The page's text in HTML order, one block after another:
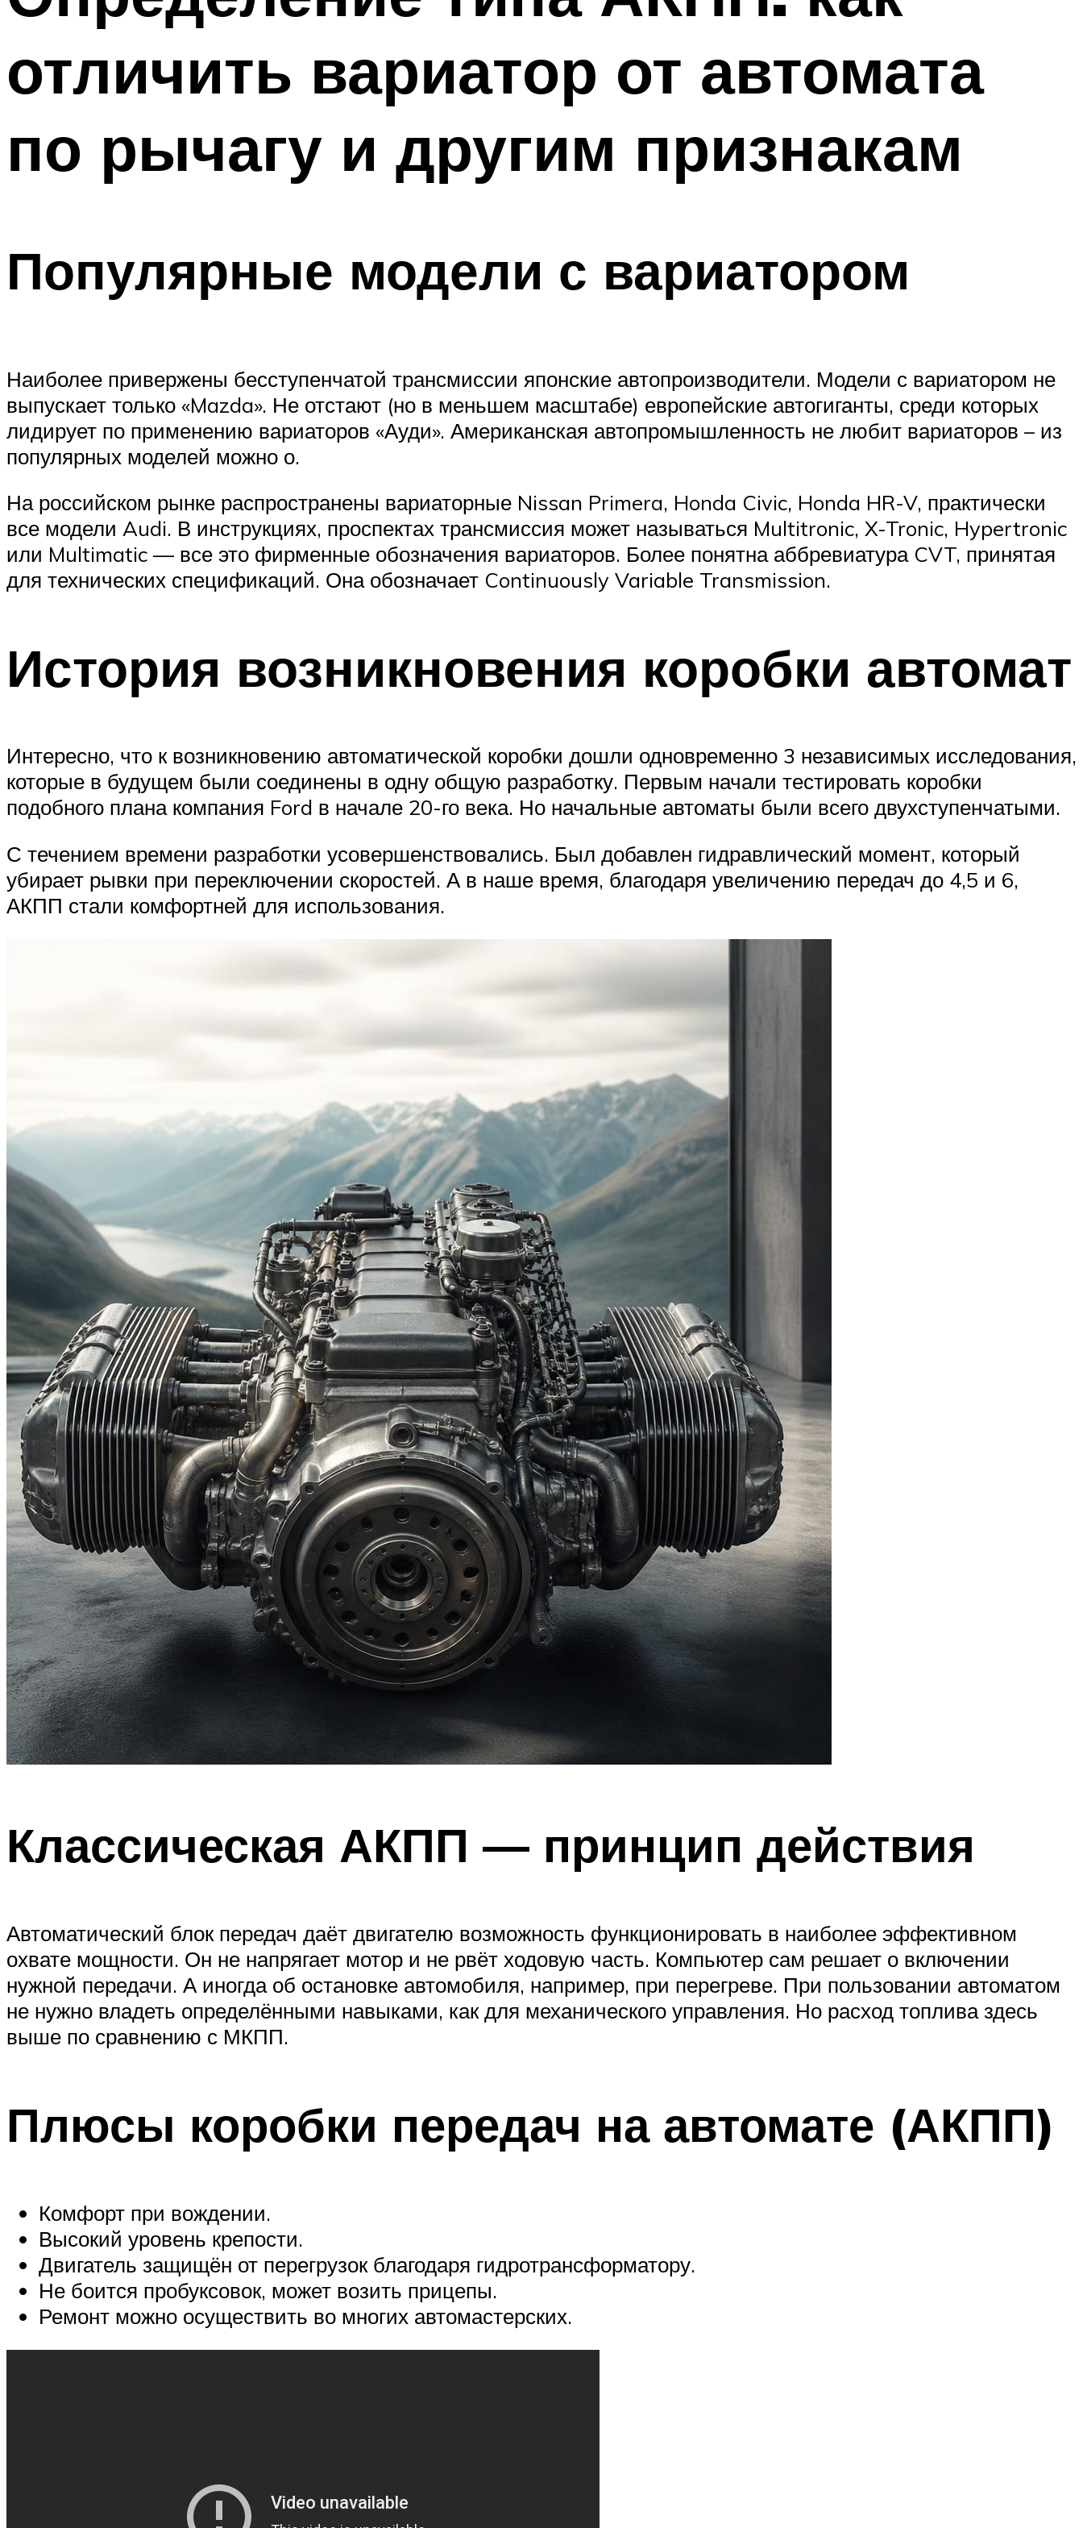
отличить вариатор от автомата
по рычагу и другим признакам
Популярные модели с вариатором
Наиболее привержены бесступенчатой трансмиссии японские автопроизводители. Модели с вариатором не
выпускает только «Mazda». Не отстают (но в меньшем масштабе) европейские автогиганты, среди которых
лидирует по применению вариаторов «Ауди». Американская автопромышленность не любит вариаторов – из
популярных моделей можно о.
На российском рынке распространены вариаторные Nissan Primera, Honda Civic, Honda HR-V, практически
все модели Audi. В инструкциях, проспектах трансмиссия может называться Multitronic, X-Tronic, Hypertronic
или Multimatic — все это фирменные обозначения вариаторов. Более понятна аббревиатура CVT, принятая
для технических спецификаций. Она обозначает Continuously Variable Transmission.
История возникновения коробки автомат
Интересно, что к возникновению автоматической коробки дошли одновременно 3 независимых исследования,
которые в будущем были соединены в одну общую разработку. Первым начали тестировать коробки
подобного плана компания Ford в начале 20-го века. Но начальные автоматы были всего двухступенчатыми.
С течением времени разработки усовершенствовались. Был добавлен гидравлический момент, который
убирает рывки при переключении скоростей. А в наше время, благодаря увеличению передач до 4,5 и 6,
АКПП стали комфортней для использования.
Классическая АКПП — принцип действия
Автоматический блок передач даёт двигателю возможность функционировать в наиболее эффективном
охвате мощности. Он не напрягает мотор и не рвёт ходовую часть. Компьютер сам решает о включении
нужной передачи. А иногда об остановке автомобиля, например, при перегреве. При пользовании автоматом
не нужно владеть определёнными навыками, как для механического управления. Но расход топлива здесь
выше по сравнению с МКПП.
Плюсы коробки передач на автомате (АКПП)
Комфорт при вождении.
Высокий уровень крепости.
Двигатель защищён от перегрузок благодаря гидротрансформатору.
Не боится пробуксовок, может возить прицепы.
Ремонт можно осуществить во многих автомастерских.